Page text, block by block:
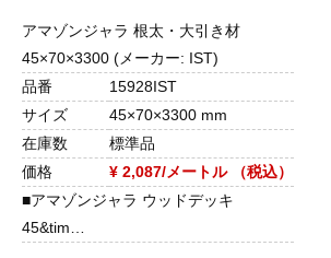
アマゾンジャラ 根太・大引き材
45×70×3300 (メーカー: IST)
品番
15928IST
サイズ
45×70×3300 mm
在庫数
標準品
価格
¥ 2,087/メートル （税込）
■アマゾンジャラ ウッドデッキ
45&tim…